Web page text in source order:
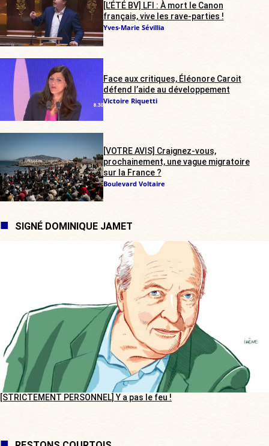
[L’ÉTÉ BV] LFI : À mort le Canon
français, vive les rave-parties !
Yves-Marie Sévillia
Face aux critiques, Éléonore Caroit
défend l’aide au développement
Victoire Riquetti
[VOTRE AVIS] Craignez-vous,
prochainement, une vague migratoire
sur la France ?
Boulevard Voltaire
SIGNÉ DOMINIQUE JAMET
[STRICTEMENT PERSONNEL] Y a pas le feu !